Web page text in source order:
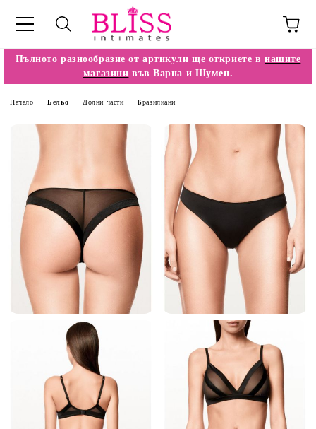
Пълното разнообразие от артикули ще откриете в нашите
магазини във Варна и Шумен.
Начало Бельо Долни части Бразилиани